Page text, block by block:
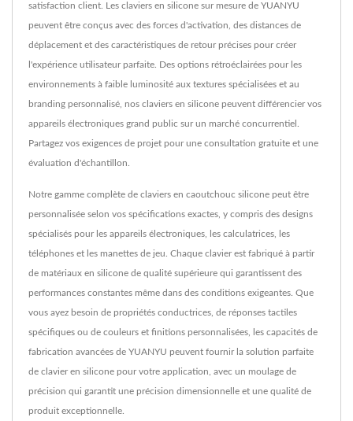
satisfaction client. Les claviers en silicone sur mesure de YUANYU
peuvent être conçus avec des forces d'activation, des distances de
déplacement et des caractéristiques de retour précises pour créer
l'expérience utilisateur parfaite. Des options rétroéclairées pour les
environnements à faible luminosité aux textures spécialisées et au
branding personnalisé, nos claviers en silicone peuvent différencier vos
appareils électroniques grand public sur un marché concurrentiel.
Partagez vos exigences de projet pour une consultation gratuite et une
évaluation d'échantillon.
Notre gamme complète de claviers en caoutchouc silicone peut être
personnalisée selon vos spécifications exactes, y compris des designs
spécialisés pour les appareils électroniques, les calculatrices, les
téléphones et les manettes de jeu. Chaque clavier est fabriqué à partir
de matériaux en silicone de qualité supérieure qui garantissent des
performances constantes même dans des conditions exigeantes. Que
vous ayez besoin de propriétés conductrices, de réponses tactiles
spécifiques ou de couleurs et finitions personnalisées, les capacités de
fabrication avancées de YUANYU peuvent fournir la solution parfaite
de clavier en silicone pour votre application, avec un moulage de
précision qui garantit une précision dimensionnelle et une qualité de
produit exceptionnelle.